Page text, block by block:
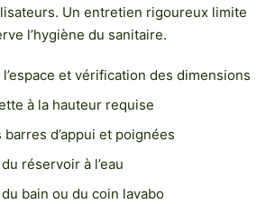
Un entretien rigoureux limite
l’hygiène du sanitaire.
et vérification des dimensions
à la hauteur requise
d’appui et poignées
réservoir à l’eau
bain ou du coin lavabo